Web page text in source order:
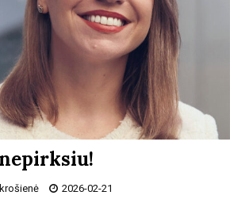
2026-02-21